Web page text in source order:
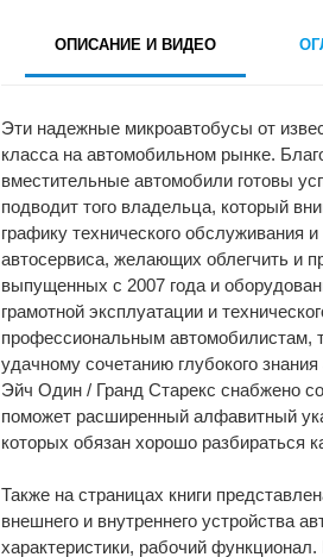
ОПИСАНИЕ И ВИДЕО
Эти надежные микроавтобусы от
класса на автомобильном рынке.
вместительные автомобили готовы
подводит того владельца, который
графику технического обслуживания
автосервиса, желающих облегчить и
выпущенных с 2007 года и
грамотной эксплуатации и
профессиональным автомобилистам,
удачному сочетанию глубокого
Эйч Один / Гранд Старекс снабжено
поможет расширенный алфавитный
которых обязан хорошо разбираться
Также на страницах книги
внешнего и внутреннего устройства
характеристики, рабочий